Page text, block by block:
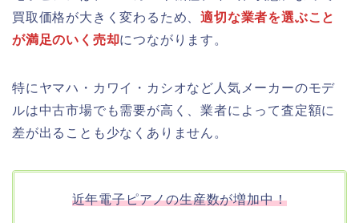
買取価格が大きく変わるため、適切な業者を選ぶこと
が満足のいく売却につながります。
特にヤマハ・カワイ・カシオなど人気メーカーのモデ
ルは中古市場でも需要が高く、業者によって査定額に
差が出ることも少なくありません。
近年電子ピアノの生産数が増加中！